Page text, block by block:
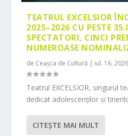
TEATRUL EXCELSIOR
2025–2026 CU PESTE
SPECTATORI, CINCI
NUMEROASE
de Ceașca de Cultură | iul. 16, 2026
Teatrul EXCELSIOR, singurul
dedicat adolescenților și
CITEŞTE MAI MULT